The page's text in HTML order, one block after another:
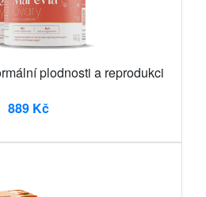
plodnosti a reprodukci
889 Kč